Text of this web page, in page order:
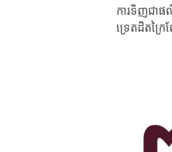
ការទិញជាផ
ទ្រេតដិតក្រៃ